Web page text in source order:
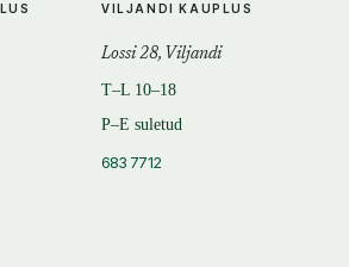
VILJANDI KAUPLUS
Lossi 28, Viljandi
T–L 10–18
P–E suletud
683 7712